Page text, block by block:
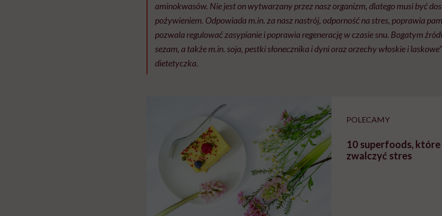
aminokwasów. Nie jest on wytwarzany przez nasz organizm, dlatego musi być
pożywieniem. Odpowiada m.in. za nasz nastrój, odporność na stres, poprawia
pozwala regulować zasypianie i poprawia regenerację w czasie snu. Bogatym
sezam, a także m.in. soja, pestki słonecznika i dyni oraz orzechy włoskie i
dietetyczka.
POLECAMY
10 superfoods,
zwalczyć stres